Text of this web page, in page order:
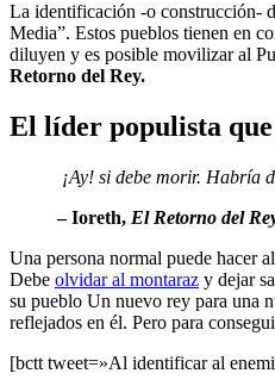
La identificación -o construcción-
Media”. Estos pueblos tienen en
diluyen y es posible movilizar al
Retorno del Rey.
El líder populista
¡Ay! si debe morir. Habría
– Ioreth, El Retorno del
Una persona normal puede hacer
Debe olvidar al montaraz y dejar
su pueblo Un nuevo rey para una
reflejados en él. Pero para
[bctt tweet=»Al identificar al